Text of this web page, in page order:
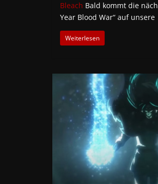
Deutschland
Bleach Bald kommt die
Year Blood War“ auf unsere
Weiterlesen